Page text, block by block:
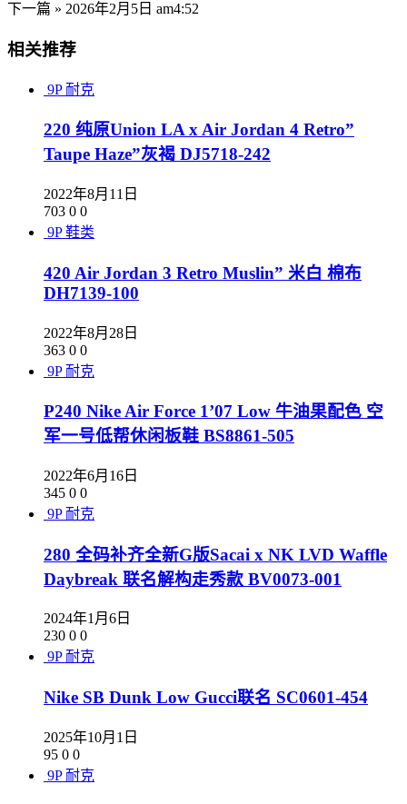
下一篇 » 2026年2月5日 am4:52
相关推荐
9P 耐克
220 纯原Union LA x Air Jordan 4 Retro”
Taupe Haze”灰褐 DJ5718-242
2022年8月11日
703 0 0
9P 鞋类
420 Air Jordan 3 Retro Muslin” 米白 棉布
DH7139-100
2022年8月28日
363 0 0
9P 耐克
P240 Nike Air Force 1’07 Low 牛油果配色 空
军一号低帮休闲板鞋 BS8861-505
2022年6月16日
345 0 0
9P 耐克
280 全码补齐全新G版Sacai x NK LVD Waffle
Daybreak 联名解构走秀款 BV0073-001
2024年1月6日
230 0 0
9P 耐克
Nike SB Dunk Low Gucci联名 SC0601-454
2025年10月1日
95 0 0
9P 耐克